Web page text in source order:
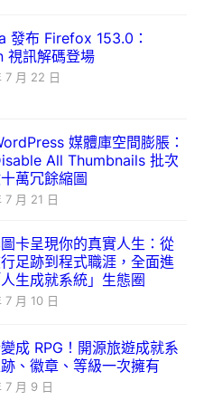
發布 Firefox 153.0：
視訊解碼登場
7 月 22 日
媒體庫空間膨脹：
All Thumbnails 批次
萬冗餘縮圖
7 月 21 日
卡呈現你的真實人生：從
足跡到程式職涯，全面進
生成就系統」生態圈
7 月 10 日
成 RPG！開源旅遊成就系
、徽章、等級一次擁有
7 月 9 日